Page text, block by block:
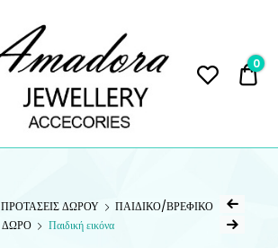
JEWELLERY
0
ΠΡΟΤΑΣΕΙΣ ΔΩΡΟΥ
ΠΑΙΔΙΚΟ/ΒΡΕΦΙΚΟ
ΔΩΡΟ
Παιδική εικόνα